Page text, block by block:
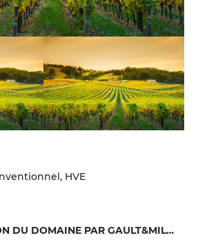
HVE
PRÉSENTATION DU DOMAINE PAR GAULT&MILLAU